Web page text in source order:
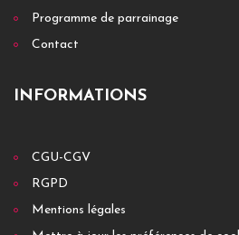
Programme de parrainage
Contact
INFORMATIONS
CGU-CGV
RGPD
Mentions légales